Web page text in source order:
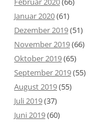
Januar 2020(61)
Dezember 2019(51)
November 2019(66)
Oktober 2019(65)
September 2019(55)
August 2019(55)
Juli 2019(37)
Juni 2019(60)